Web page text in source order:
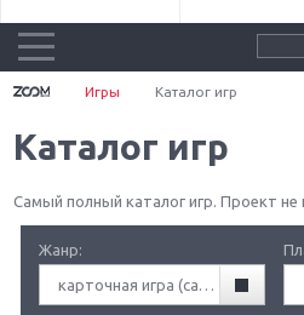
Игры Каталог игр
Каталог игр
Самый полный каталог игр. Проект не
Жанр:
карточная игра (card game)